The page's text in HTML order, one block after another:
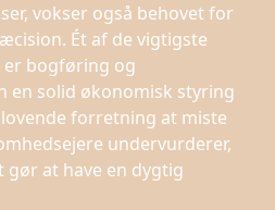
vokser også behovet for
Ét af de vigtigste
er bogføring og
en solid økonomisk styring
forretning at miste
undervurderer,
at have en dygtig